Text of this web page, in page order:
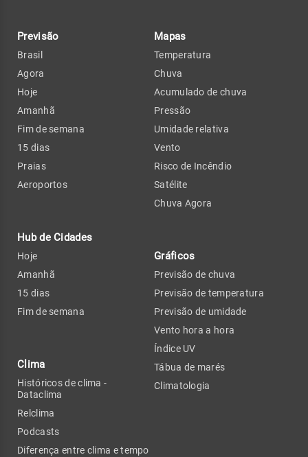
Previsão
Brasil
Agora
Hoje
Amanhã
Fim de semana
15 dias
Praias
Aeroportos
Hub de Cidades
Hoje
Amanhã
15 dias
Fim de semana
Clima
Históricos de clima -
Dataclima
Relclima
Podcasts
Diferença entre clima e tempo
Mapas
Temperatura
Chuva
Acumulado de chuva
Pressão
Umidade relativa
Vento
Risco de Incêndio
Satélite
Chuva Agora
Gráficos
Previsão de chuva
Previsão de temperatura
Previsão de umidade
Vento hora a hora
Índice UV
Tábua de marés
Climatologia